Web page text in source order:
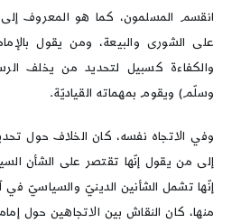
انقسم المسلمون، كما هو المعروف إلى
على الشورى والبيعة، ومن يقول
والكفاءة كسبيل لتحديد من يخلف
وسلّم) ويقوم بمهماته القياديّة.
وفي الاتجاه نفسه، كان الخلاف حول
إلى من يقول إنّها تقتصر على الشأن
إنّها تشمل الشأنين الدينيّ والسياسيّ في
منها، كان النقاش بين الاتجاهين حول